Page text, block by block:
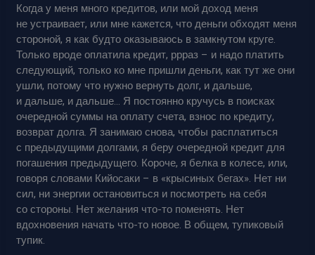
Когда у меня много кредитов, или мой доход меня
не устраивает, или мне кажется, что деньги обходят меня
стороной, я как будто оказываюсь в замкнутом круге.
Только вроде оплатила кредит, ррраз – и надо платить
следующий, только ко мне пришли деньги, как тут же они
ушли, потому что нужно вернуть долг, и дальше,
и дальше, и дальше… Я постоянно кручусь в поисках
очередной суммы на оплату счета, взнос по кредиту,
возврат долга. Я занимаю снова, чтобы расплатиться
с предыдущими долгами, я беру очередной кредит для
погашения предыдущего. Короче, я белка в колесе, или,
говоря словами Кийосаки – в «крысиных бегах». Нет ни
сил, ни энергии остановиться и посмотреть на себя
со стороны. Нет желания что-то поменять. Нет
вдохновения начать что-то новое. В общем, тупиковый
тупик.